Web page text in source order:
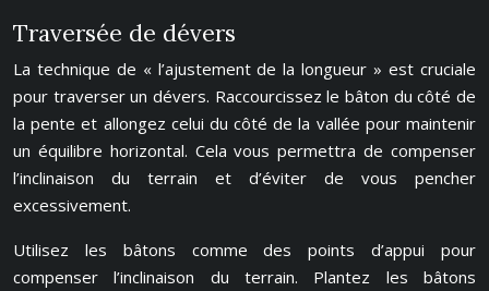
Traversée de dévers
La technique de « l’ajustement de la longueur » est cruciale
pour traverser un dévers. Raccourcissez le bâton du côté de
la pente et allongez celui du côté de la vallée pour maintenir
un équilibre horizontal. Cela vous permettra de compenser
l’inclinaison du terrain et d’éviter de vous pencher
excessivement.
Utilisez les bâtons comme des points d’appui pour
compenser l’inclinaison du terrain. Plantez les bâtons